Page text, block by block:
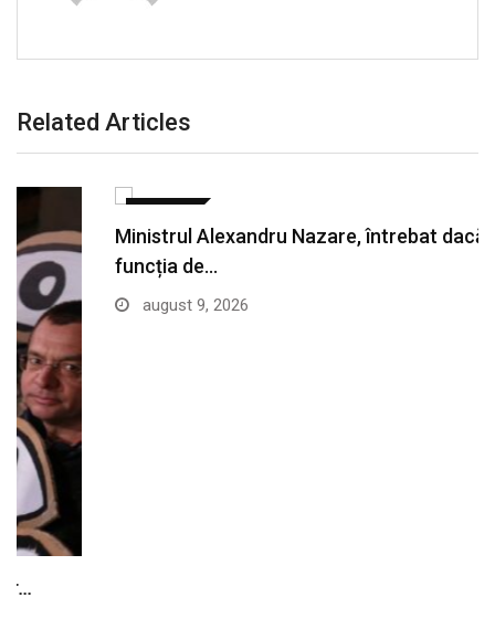
Related Articles
Ministrul Alexandru Nazare, întrebat dacă acceptă
funcția de…
august 9, 2026